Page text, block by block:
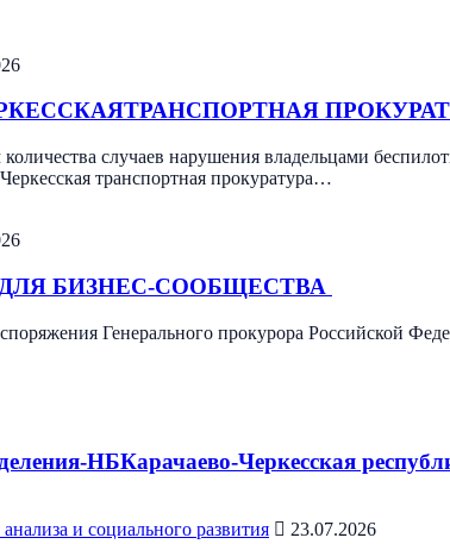
случаев нарушения владельцами
транспортная прокуратура…
БИЗНЕС-СООБЩЕСТВА
Генерального прокурора Российской
НБКарачаево-Черкесская
и социального развития
23.07.2026